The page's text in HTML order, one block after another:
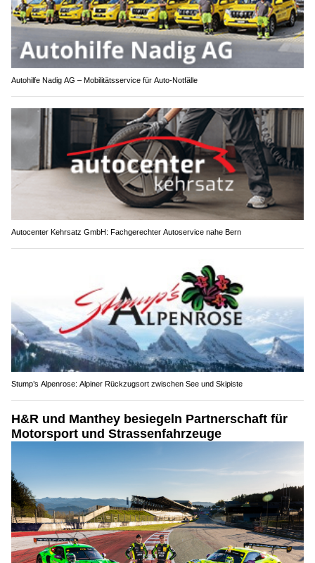
Autohilfe Nadig AG – Mobilitätsservice für Auto‑Notfälle
Autocenter Kehrsatz GmbH: Fachgerechter Autoservice nahe Bern
Stump’s Alpenrose: Alpiner Rückzugsort zwischen See und Skipiste
H&R und Manthey besiegeln Partnerschaft für
Motorsport und Strassenfahrzeuge